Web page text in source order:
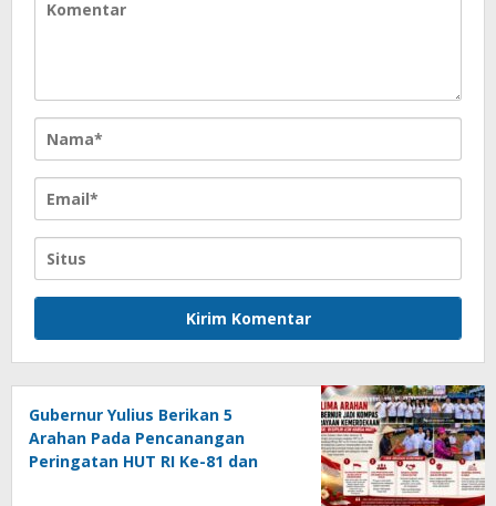
Gubernur Yulius Berikan 5
Arahan Pada Pencanangan
Peringatan HUT RI Ke-81 dan